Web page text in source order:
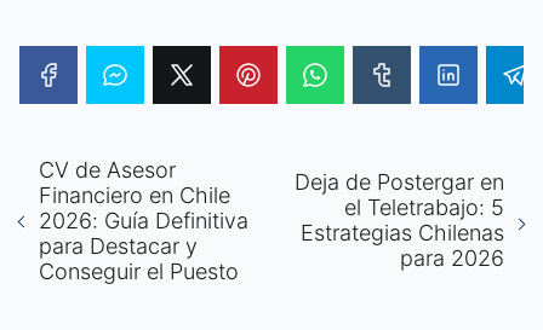
CV de Asesor
Financiero en Chile
2026: Guía Definitiva
para Destacar y
Conseguir el Puesto
Deja de Postergar en
el Teletrabajo: 5
Estrategias Chilenas
para 2026